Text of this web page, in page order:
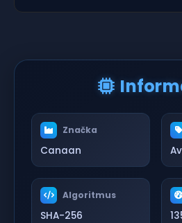
Značka
Canaan
Algoritmus
SHA-256